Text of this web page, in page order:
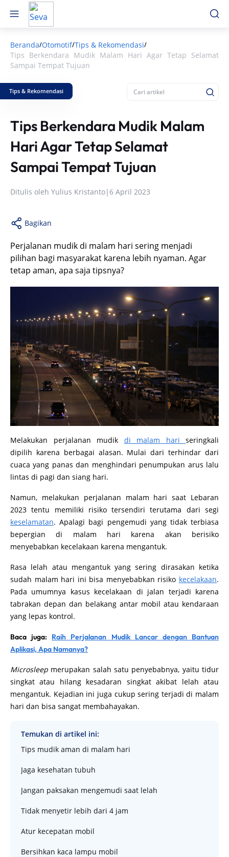
Beranda/Otomotif/Tips & Rekomendasi/
Tips Berkendara Mudik Malam Hari Agar Tetap Selamat
Sampai Tempat Tujuan
Tips & Rekomendasi
Tips Berkendara Mudik Malam
Hari Agar Tetap Selamat
Sampai Tempat Tujuan
Ditulis oleh Yulius Kristanto| 6 April 2023
Bagikan
Perjalanan mudik di malam hari sering menjadi
pilihan bagi masyarakat karena lebih nyaman. Agar
tetap aman, apa saja tipsnya?
Melakukan perjalanan mudik di malam hari seringkali
dipilih karena berbagai alasan. Mulai dari terhindar dari
cuaca yang panas dan menghindari penumpukan arus lalu
lintas di pagi dan siang hari.
Namun, melakukan perjalanan malam hari saat Lebaran
2023 tentu memiliki risiko tersendiri terutama dari segi
keselamatan. Apalagi bagi pengemudi yang tidak terbiasa
bepergian di malam hari karena akan berisiko
menyebabkan kecelakaan karena mengantuk.
Rasa lelah atau mengantuk yang sering dirasakan ketika
sudah malam hari ini bisa menyebabkan risiko kecelakaan.
Pada umumnya kasus kecelakaan di jalan terjadi karena
tabrakan depan dan belakang antar mobil atau kendaraan
yang lepas kontrol.
Baca juga: Raih Perjalanan Mudik Lancar dengan Bantuan
Aplikasi, Apa Namanya?
Microsleep merupakan salah satu penyebabnya, yaitu tidur
singkat atau hilang kesadaran singkat akibat lelah atau
mengantuk. Kejadian ini juga cukup sering terjadi di malam
hari dan bisa sangat membahayakan.
Temukan di artikel ini:
Tips mudik aman di malam hari
Jaga kesehatan tubuh
Jangan paksakan mengemudi saat lelah
Tidak menyetir lebih dari 4 jam
Atur kecepatan mobil
Bersihkan kaca lampu mobil